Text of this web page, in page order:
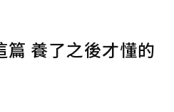
篇 養了之後才懂的